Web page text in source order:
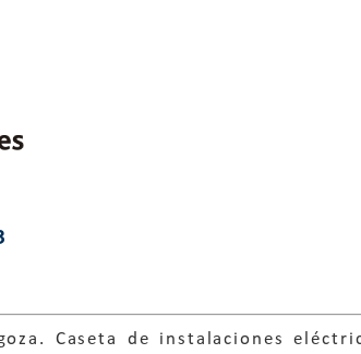
Caseta de instalaciones